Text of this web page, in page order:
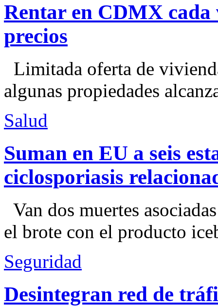
Rentar en CDMX cada
precios
Limitada oferta de
algunas propiedades
Salud
Suman en EU a seis
ciclosporiasis
Van dos muertes
el brote con el producto
Seguridad
Desintegran red de